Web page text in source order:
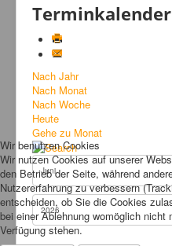
Tanzschule
Kursangebot
Events
Fuegolatino
Bilder
News
Links
FAQ
Hansefit
Terminkalender
Nach Jahr
Nach Monat
Nach Woche
Heute
Gehe zu Monat
Wir benutzen Cookies
Wir nutzen Cookies auf unserer
den Betrieb der Seite, während
Nutzererfahrung zu verbessern
entscheiden, ob Sie die Cookies
bei einer Ablehnung womöglich
Verfügung stehen.